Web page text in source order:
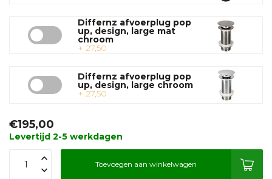
Differnz afvoerplug pop
up, design, large mat
chroom
+ 27,50
Differnz afvoerplug pop
up, design, large chroom
+ 27,50
€195,00
Levertijd 2-5 werkdagen
Toevoegen aan winkelwagen